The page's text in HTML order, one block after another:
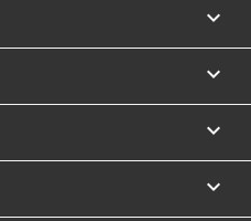



keyboard_arrow_down